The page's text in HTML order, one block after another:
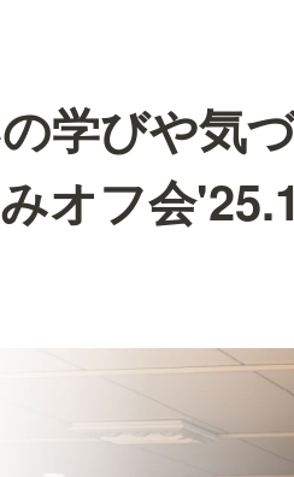
学びや気
オフ会